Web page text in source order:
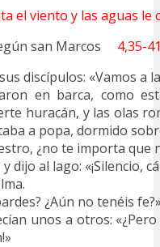
el viento y las aguas le
san Marcos 4,35-
discípulos: «Vamos a
en barca, como
huracán, y las olas
a popa, dormido
¿no te importa que
dijo al lago: «¡Silencio,
¿Aún no tenéis
unos a otros: «¿Pero